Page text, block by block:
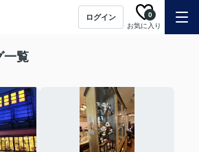
ログイン
お気に入り
0
一覧